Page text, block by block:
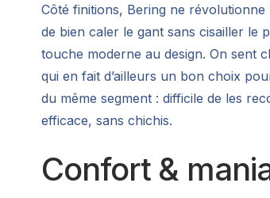
Côté finitions, Bering ne
de bien caler le gant sans cisailler le
touche moderne au design. On sent
qui en fait d’ailleurs un bon choix
du même segment : difficile de les
efficace, sans chichis.
Confort &